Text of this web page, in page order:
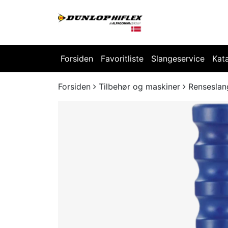
Forsiden Favoritliste Slangeservice
Forsiden Tilbehør og maskiner